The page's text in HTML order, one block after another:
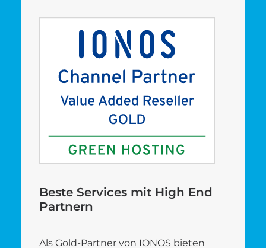
Beste Services mit High End
Partnern
Als Gold-Partner von IONOS bieten